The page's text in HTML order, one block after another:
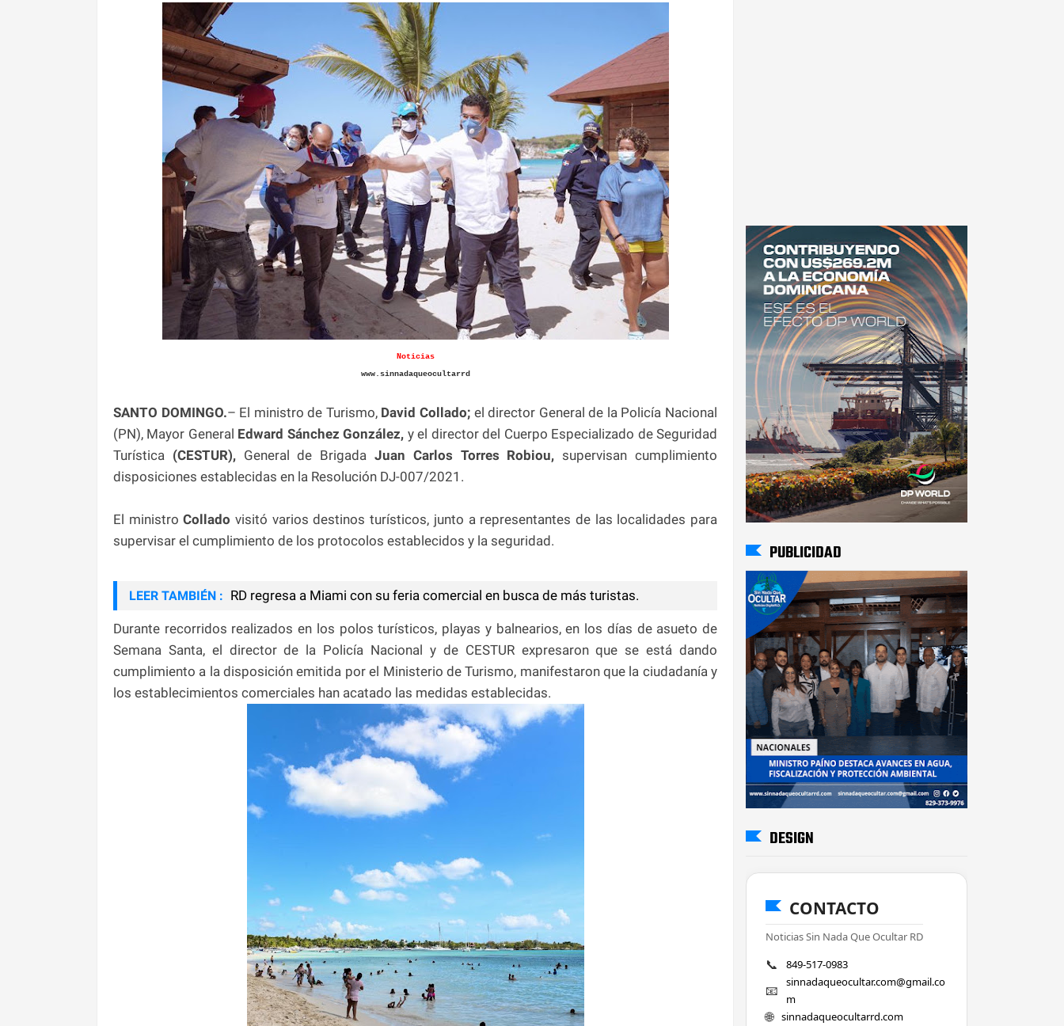
Noticias
www.sinnadaqueocultarrd
SANTO DOMINGO.– El ministro de Turismo, David Collado; el director General de la Policía Nacional
(PN), Mayor General Edward Sánchez González, y el director del Cuerpo Especializado de Seguridad
Turística (CESTUR),General de Brigada Juan Carlos Torres Robiou, supervisan cumplimiento
disposiciones establecidas en la Resolución DJ-007/2021.
El ministroColladovisitó varios destinos turísticos, junto a representantes de las localidades para
supervisar el cumplimiento de los protocolos establecidos y la seguridad.
LEER TAMBIÉN : RD regresa a Miami con su feria comercial en busca de más turistas.
Durante recorridos realizados en los polos turísticos, playas y balnearios, en los días de asueto de
Semana Santa, el director de la Policía Nacional y de CESTUR expresaron que se está dando
cumplimiento a la disposición emitida por el Ministerio de Turismo, manifestaron que la ciudadanía y
los establecimientos comerciales han acatado las medidas establecidas.
PUBLICIDAD
DESIGN
CONTACTO
Noticias Sin Nada Que Ocultar RD
📞 849-517-0983
📧
sinnadaqueocultar.com@gmail.co
m
🌐 sinnadaqueocultarrd.com